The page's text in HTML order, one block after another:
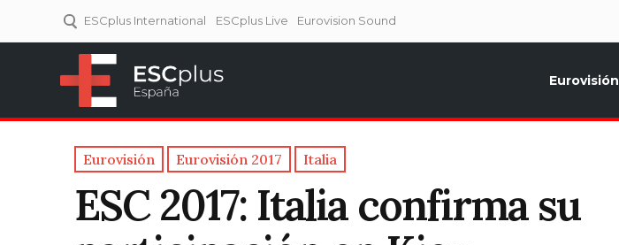
ESCplus International ESCplus Live Eurovision Sound
Eurovisión
Eurovisión Eurovisión 2017 Italia
ESC 2017: Italia confirma su